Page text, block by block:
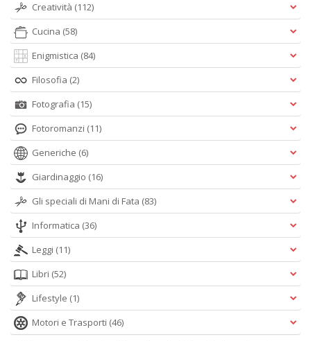
Creatività (112)
Cucina (58)
Enigmistica (84)
Filosofia (2)
Fotografia (15)
Fotoromanzi (11)
Generiche (6)
Giardinaggio (16)
Gli speciali di Mani di Fata (83)
Informatica (36)
Leggi (11)
Libri (52)
Lifestyle (1)
Motori e Trasporti (46)